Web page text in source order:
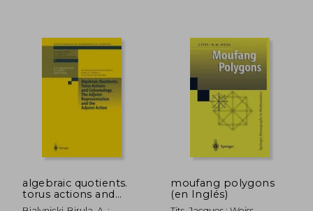
$ 141.52
45%
dcto.
algebraic quotients.
torus actions and
cohomology. the
moufang polygons
(en Inglés)